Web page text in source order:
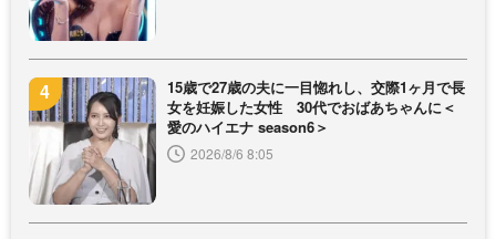
15歳で27歳の夫に一目惚れし、交際1ヶ月で長
女を妊娠した女性 30代でおばあちゃんに＜
愛のハイエナ season6＞
2026/8/6 8:05